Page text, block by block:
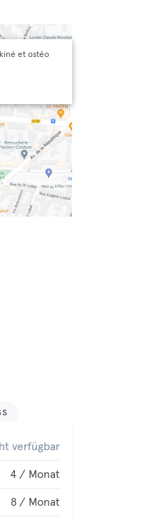
et ostéo
verfügbar
4 / Monat
8 / Monat